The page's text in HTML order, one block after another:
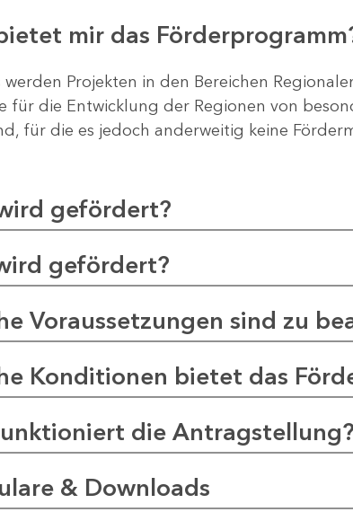
mir das
werden Projekten in den Bereichen
für die Entwicklung der Regionen von
für die es jedoch anderweitig keine
gefördert?
gefördert?
Voraussetzungen sind zu
Konditionen bietet das
die Antragstellung?
& Downloads